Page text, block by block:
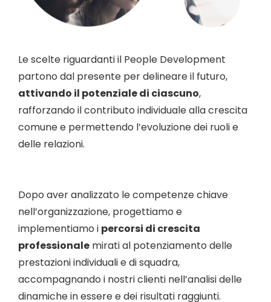
Le scelte riguardanti il People Development
partono dal presente per delineare il futuro,
attivando il potenziale di ciascuno,
rafforzando il contributo individuale alla crescita
comune e permettendo l’evoluzione dei ruoli e
delle relazioni.
Dopo aver analizzato le competenze chiave
nell’organizzazione, progettiamo e
implementiamo i percorsi di crescita
professionale mirati al potenziamento delle
prestazioni individuali e di squadra,
accompagnando i nostri clienti nell’analisi delle
dinamiche in essere e dei risultati raggiunti.